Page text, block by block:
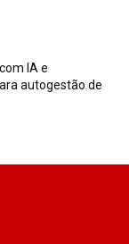
IA e
autogestão de